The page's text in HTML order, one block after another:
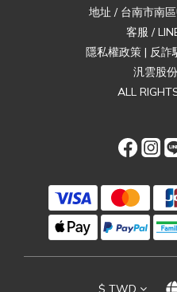
地址 / 台南市南
客服 /
隱私權政策 | 反詐
汎雲股
ALL
$ TWD